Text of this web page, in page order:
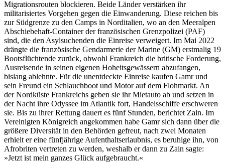
Migrationsrouten blockieren. Beide Länder verstärken ihr
militarisiertes Vorgehen gegen die Einwanderung. Diese reichen bis
zur Südgrenze zu den Camps in Norditalien, wo an den Meeralpen
Abschiebehaft-Container der französischen Grenzpolizei (PAF)
sind, die den Asylsuchenden die Einreise verweigert. Im Mai 2022
drängte die französische Gendarmerie der Marine (GM) erstmalig 19
Bootsflüchtende zurück, obwohl Frankreich die britische Forderung,
Ausreisende in seinen eigenen Hoheitsgewässern abzufangen,
bislang ablehnte. Für die unentdeckte Einreise kaufen Gamr und
sein Freund ein Schlauchboot und Motor auf dem Flohmarkt. An
der Nordküste Frankreichs geben sie ihr Mietauto ab und setzen in
der Nacht ihre Odyssee im Atlantik fort, Handelsschiffe erschweren
sie. Bis zu ihrer Rettung dauert es fünf Stunden, berichtet Zain. Im
Vereinigten Königreich angekommen habe Gamr sich dann über die
größere Diversität in den Behörden gefreut, nach zwei Monaten
erhielt er eine fünfjährige Aufenthaltserlaubnis, es beruhige ihn, von
Afrobriten vertreten zu werden, weshalb er dann zu Zain sagte:
»Jetzt ist mein ganzes Glück aufgebraucht.«